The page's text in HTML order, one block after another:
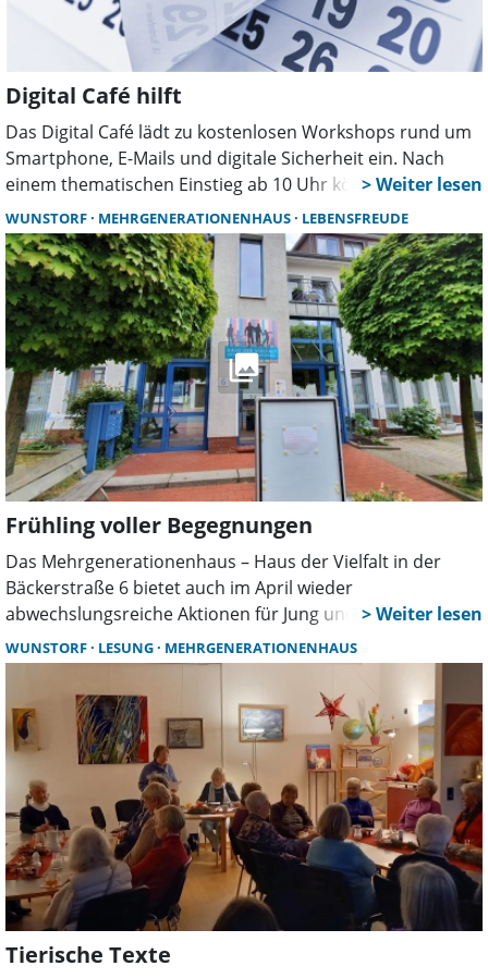
Digital Café hilft
Das Digital Café lädt zu kostenlosen Workshops rund um
Smartphone, E-Mails und digitale Sicherheit ein. Nach
einem thematischen Einstieg ab 10 Uhr können Besucher
ihre individuellen Fragen in einer offenen Sprechstunde
bis 12 Uhr klären.
WUNSTORF MEHRGENERATIONENHAUS LEBENSFREUDE
Frühling voller Begegnungen
Das Mehrgenerationenhaus – Haus der Vielfalt in der
Bäckerstraße 6 bietet auch im April wieder
abwechslungsreiche Aktionen für Jung und Alt, die
Gemeinschaft fördern und Freude am Lernen sowie am
Miteinander wecken.
WUNSTORF LESUNG MEHRGENERATIONENHAUS
Tierische Texte